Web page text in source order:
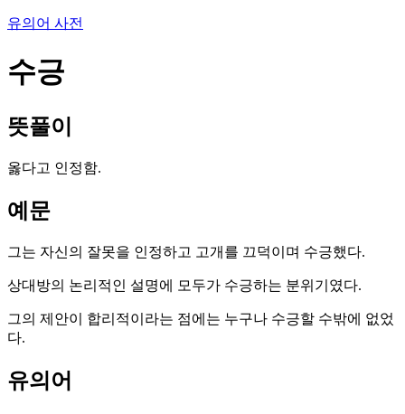
유의어 사전
수긍
뜻풀이
옳다고 인정함.
예문
그는 자신의 잘못을 인정하고 고개를 끄덕이며 수긍했다.
상대방의 논리적인 설명에 모두가 수긍하는 분위기였다.
그의 제안이 합리적이라는 점에는 누구나 수긍할 수밖에 없었
다.
유의어